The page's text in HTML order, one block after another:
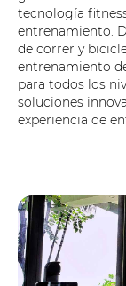
tecnología
entrenamiento.
de correr y
entrenamiento
para todos los
soluciones
experiencia de